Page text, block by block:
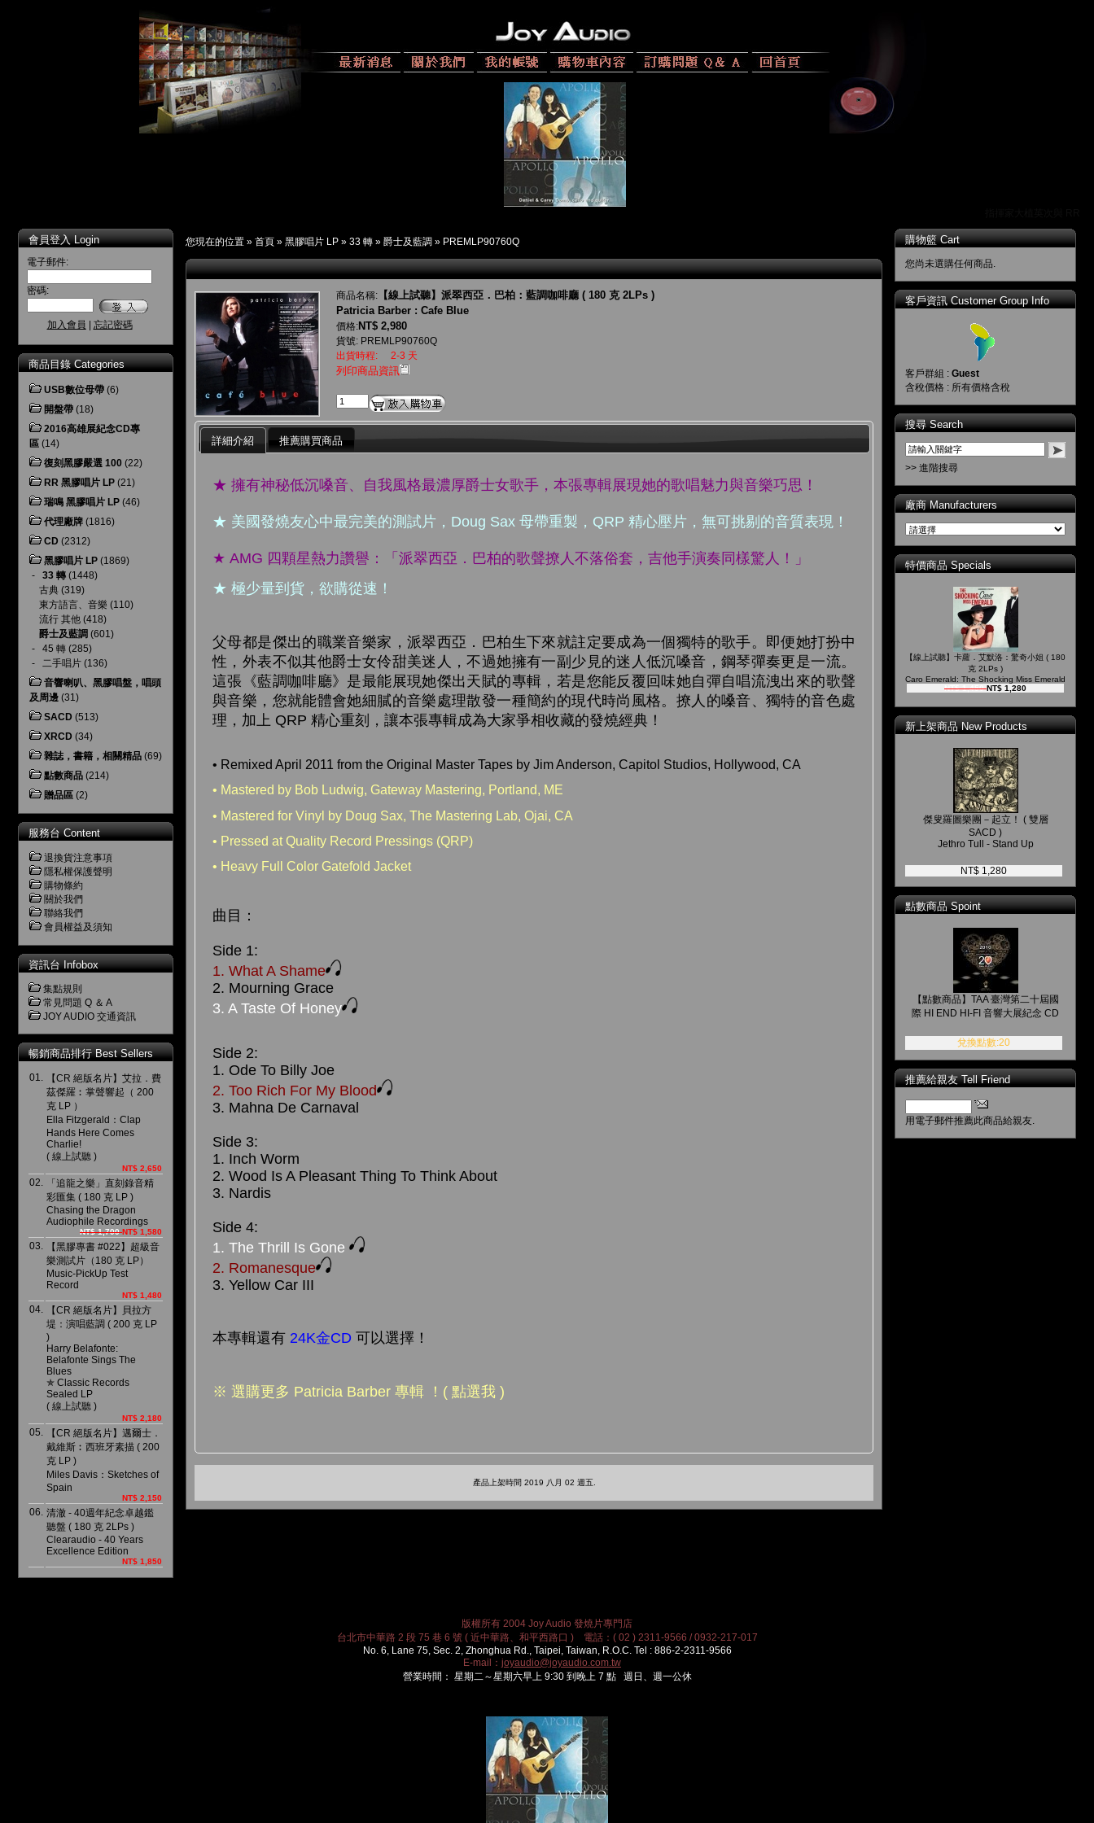
會員登入 Login
電子郵件:
密碼:
加入會員 忘記密碼
商品目錄 Categories
USB數位母帶 (6)
開盤帶 (18)
2016高雄展紀念CD專
區 (14)
復刻黑膠嚴選 100 (22)
RR 黑膠唱片 LP (21)
瑞鳴 黑膠唱片 LP (46)
代理廠牌 (1816)
CD (2312)
黑膠唱片 LP (1869)
- 33 轉 (1448)
古典 (319)
東方語言、音樂 (110)
流行 其他 (418)
爵士及藍調 (601)
- 45 轉 (285)
- 二手唱片 (136)
音響喇叭、黑膠唱盤，唱頭
及周邊 (31)
SACD (513)
XRCD (34)
雜誌，書籍，相關精品 (69)
點數商品 (214)
贈品區 (2)
服務台 Content
退換貨注意事項
隱私權保護聲明
購物條約
關於我們
聯絡我們
會員權益及須知
資訊台 Infobox
集點規則
常見問題 Q ＆ A
JOY AUDIO 交通資訊
暢銷商品排行 Best Sellers
01.
【CR 絕版名片】艾拉．費
茲傑羅︰掌聲響起（ 200
克 LP ）
Ella Fitzgerald：Clap
Hands Here Comes
Charlie!
( 線上試聽 )
NT$ 2,650
02.
「追龍之樂」直刻錄音精
彩匯集 ( 180 克 LP )
Chasing the Dragon
Audiophile Recordings
NT$ 1,700NT$ 1,580
03.
【黑膠專書 #022】超級音
樂測試片（180 克 LP）
Music-PickUp Test
Record
NT$ 1,480
04.
【CR 絕版名片】貝拉方
堤：演唱藍調 ( 200 克 LP
)
Harry Belafonte:
Belafonte Sings The
Blues
✯ Classic Records
Sealed LP
( 線上試聽 )
NT$ 2,180
05.
【CR 絕版名片】邁爾士．
戴維斯︰西班牙素描 ( 200
克 LP )
Miles Davis：Sketches of
Spain
NT$ 2,150
06. 清澈 - 40週年紀念卓越鑑
聽盤 ( 180 克 2LPs )
Clearaudio - 40 Years
Excellence Edition
NT$ 1,850
您現在的位置 » 首頁 » 黑膠唱片 LP » 33 轉 » 爵士及藍調 » PREMLP90760Q
商品名稱: 【線上試聽】派翠西亞．巴柏：藍調咖啡廳 ( 180 克 2LPs )
Patricia Barber : Cafe Blue
價格:NT$ 2,980
貨號: PREMLP90760Q
出貨時程:
2-3 天
列印商品資訊
詳細介紹 推薦購買商品
★ 擁有神秘低沉嗓音、自我風格最濃厚爵士女歌手，本張專輯展現她的歌唱魅力與音樂巧思！
★ 美國發燒友心中最完美的測試片，Doug Sax 母帶重製，QRP 精心壓片，無可挑剔的音質表現！
★ AMG 四顆星熱力讚譽：「派翠西亞．巴柏的歌聲撩人不落俗套，吉他手演奏同樣驚人！」
★ 極少量到貨，欲購從速！
父母都是傑出的職業音樂家，派翠西亞．巴柏生下來就註定要成為一個獨特的歌手。即便她打扮中
性，外表不似其他爵士女伶甜美迷人，不過她擁有一副少見的迷人低沉嗓音，鋼琴彈奏更是一流。
這張《藍調咖啡廳》是最能展現她傑出天賦的專輯，若是您能反覆回味她自彈自唱流洩出來的歌聲
與音樂，您就能體會她細膩的音樂處理散發一種簡約的現代時尚風格。撩人的嗓音、獨特的音色處
理，加上 QRP 精心重刻，讓本張專輯成為大家爭相收藏的發燒經典！
• Remixed April 2011 from the Original Master Tapes by Jim Anderson, Capitol Studios, Hollywood, CA
• Mastered by Bob Ludwig, Gateway Mastering, Portland, ME
• Mastered for Vinyl by Doug Sax, The Mastering Lab, Ojai, CA
• Pressed at Quality Record Pressings (QRP)
• Heavy Full Color Gatefold Jacket
曲目：
Side 1:
1. What A Shame
2. Mourning Grace
3. A Taste Of Honey
Side 2:
1. Ode To Billy Joe
2. Too Rich For My Blood
3. Mahna De Carnaval
Side 3:
1. Inch Worm
2. Wood Is A Pleasant Thing To Think About
3. Nardis
Side 4:
1. The Thrill Is Gone
2. Romanesque
3. Yellow Car III
本專輯還有 24K金CD可以選擇！
※ 選購更多 Patricia Barber 專輯 ！( 點選我 )
產品上架時間 2019 八月 02 週五.
購物籃 Cart
您尚未選購任何商品.
客戶資訊 Customer Group Info
客戶群組 : Guest
含稅價格 : 所有價格含稅
搜尋 Search
>> 進階搜尋
廠商 Manufacturers
特價商品 Specials
【線上試聽】卡蘿．艾默洛：驚奇小姐 ( 180
克 2LPs )
Caro Emerald: The Shocking Miss Emerald
NT$ 1,450NT$ 1,280
新上架商品 New Products
傑叟羅圖樂團－起立！ ( 雙層
SACD )
Jethro Tull - Stand Up
NT$ 1,280
點數商品 Spoint
【點數商品】TAA 臺灣第二十屆國
際 HI END HI-FI 音響大展紀念 CD
兌換點數:20
推薦給親友 Tell Friend
用電子郵件推薦此商品給親友.
版權所有 2004 Joy Audio 發燒片專門店
台北市中華路 2 段 75 巷 6 號 ( 近中華路、和平西路口 ) 電話：( 02 ) 2311-9566 / 0932-217-017
No. 6, Lane 75, Sec. 2, Zhonghua Rd., Taipei, Taiwan, R.O.C. Tel : 886-2-2311-9566
E-mail： joyaudio@joyaudio.com.tw
營業時間： 星期二～星期六早上 9:30 到晚上 7 點 週日、週一公休